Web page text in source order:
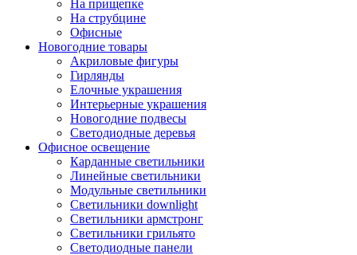
На прищепке
На струбцине
Офисные
Новогодние товары
Акриловые фигуры
Гирлянды
Елочные украшения
Интерьерные украшения
Новогодние подвесы
Светодиодные деревья
Офисное освещение
Карданные светильники
Линейные светильники
Модульные светильники
Светильники downlight
Светильники армстронг
Светильники грильято
Светодиодные панели